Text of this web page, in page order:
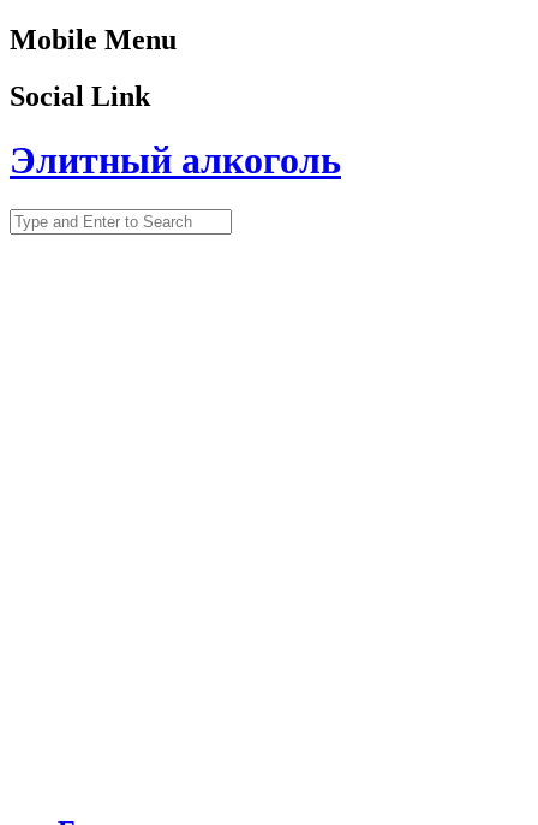
Mobile Menu
Social Link
Элитный алкоголь